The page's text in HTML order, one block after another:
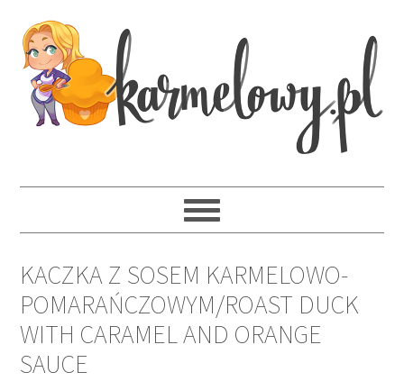
KACZKA Z SOSEM KARMELOWO-
POMARAŃCZOWYM/ROAST DUCK
WITH CARAMEL AND ORANGE
SAUCE